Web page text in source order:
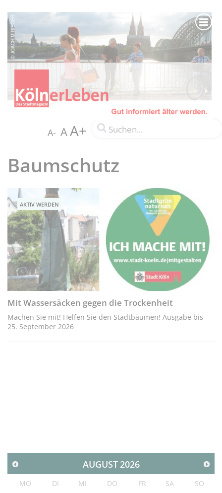
A- AA+
Baumschutz
AKTIV WERDEN
Mit Wassersäcken gegen die Trockenheit
Machen Sie mit! Helfen Sie den Stadtbäumen! Ausgabe bis
25. September 2026
AUGUST2026
MO DI MI DO FR SA
SO